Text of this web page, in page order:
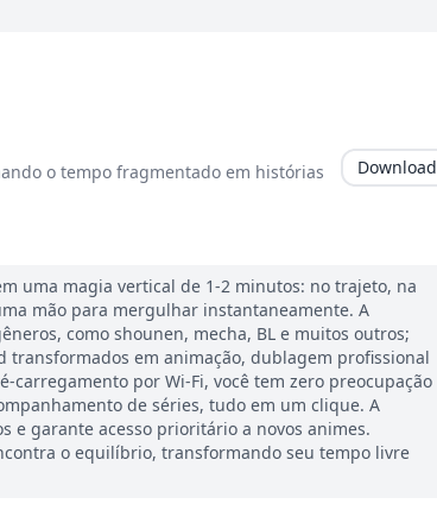
o tempo fragmentado em histórias
Download
uma magia vertical de 1-2 minutos: no trajeto, na
mão para mergulhar instantaneamente. A
como shounen, mecha, BL e muitos outros;
transformados em animação, dublagem profissional
carregamento por Wi-Fi, você tem zero preocupação
de séries, tudo em um clique. A
e garante acesso prioritário a novos animes.
o equilíbrio, transformando seu tempo livre